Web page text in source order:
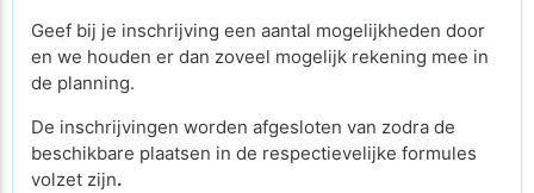
Geef bij je inschrijving een aantal mogelijkheden door
en we houden er dan zoveel mogelijk rekening mee in
de planning.
De inschrijvingen worden afgesloten van zodra de
beschikbare plaatsen in de respectievelijke formules
volzet zijn.